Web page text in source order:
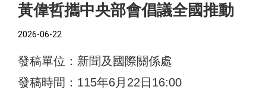
黃偉哲攜中央部會倡議全國推動
2026-06-22
發稿單位：新聞及國際關係處
發稿時間：115年6月22日16:00